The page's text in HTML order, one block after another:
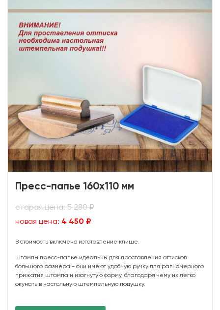
Пресс-папье 160х110 мм
старая цена: 5 280 ₽
новая цена: 4 450 ₽
В стоимость включено изготовление клише.
Штампы пресс-папье идеальны для проставления оттисков
большого размера - они имеют удобную ручку для равномерного
прижатия штампа и изогнутую форму, благодаря чему их легко
окунать в настольную штемпельную подушку.